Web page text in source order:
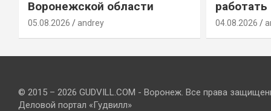
Воронежской области
05.08.2026 andrey
работать
04.08.2026
© 2015 – 2026 GUDVILL.COM - Воронеж. Все права
Деловой портал «Гудвилл»